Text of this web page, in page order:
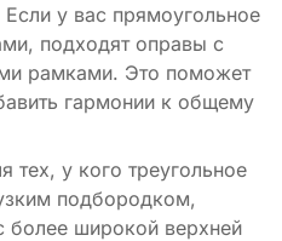
у вас прямоугольное
подходят оправы с
рамками. Это поможет
гармонии к общему
тех, у кого треугольное
подбородком,
более широкой верхней